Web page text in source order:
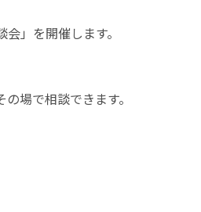
」を開催します。
場で相談できます。